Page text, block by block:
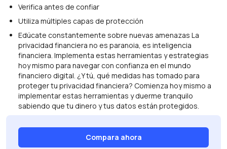
Verifica antes de confiar
Utiliza múltiples capas de protección
Edúcate constantemente sobre nuevas amenazas La
privacidad financiera no es paranoia, es inteligencia
financiera. Implementa estas herramientas y estrategias
hoy mismo para navegar con confianza en el mundo
financiero digital. ¿Y tú, qué medidas has tomado para
proteger tu privacidad financiera? Comienza hoy mismo a
implementar estas herramientas y duerme tranquilo
sabiendo que tu dinero y tus datos están protegidos.
Compara ahora